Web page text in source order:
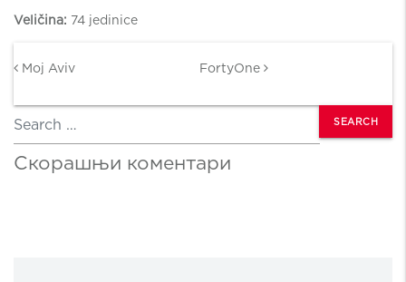
Veličina: 74 jedinice
Moj Aviv FortyOne
Search
Скорашњи коментари